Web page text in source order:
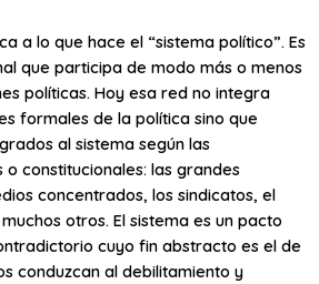
a lo que hace el “sistema político”. Es
que participa de modo más o menos
políticas. Hoy esa red no integra
formales de la política sino que
al sistema según las
constitucionales: las grandes
concentrados, los sindicatos, el
otros. El sistema es un pacto
cuyo fin abstracto es el de
conduzcan al debilitamiento y